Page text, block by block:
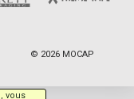
© 2026 MOCAP
vous